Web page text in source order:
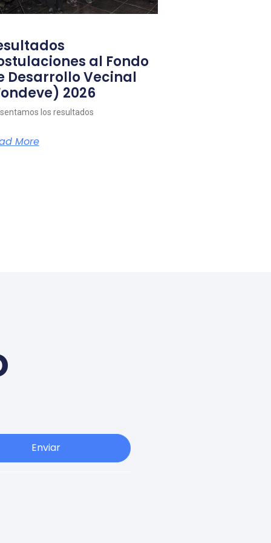
al Fondo
Desarrollo Vecinal
2026
los resultados
More
Enviar